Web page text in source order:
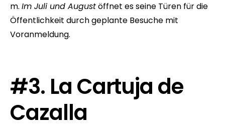
m. Im Juli und Augustöffnet es seine Türen für die
Öffentlichkeit durch geplante Besuche mit
Voranmeldung.
#3. La Cartuja de
Cazalla